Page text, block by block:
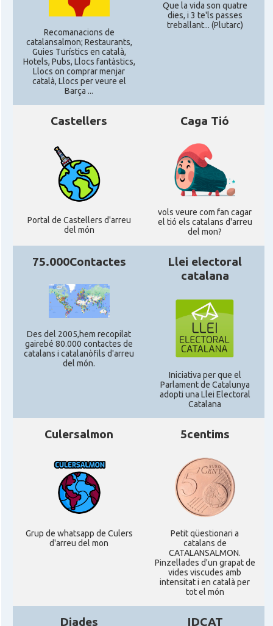
Casal
Associació Catalana d'Hamburg "El
Casal Casal Català de Frankfurt
Casal Català de Stuttgart, Stuttcat
Casal Catalanets E.V.
Casal Centre Català de Munic
Casal Centre Cultural Català de Colònia
Casal Katalanischer Salon, e. V.
Acció Oficina Exterior de Catalunya a Berlín
Acció
Oficina Exterior de Catalunya a
Stuttgart
Delegació del Govern a Alemanya
Consolat general a Dusseldorf
Consolat Consolat general a Hamburg
Consolat
[München]
Consolat general a Stuttgart
Ambaixada Ambaixada espanyola a Alemanya
Recomanacions de
catalansalmon; Restaurants,
Guies Turístics en català,
Hotels, Pubs, Llocs fantàstics,
Llocs on comprar menjar
català, Llocs per veure el
Barça ...
Que la vida son quatre
dies, i 3 te'ls passes
treballant... (Plutarc)
Castellers
Portal de Castellers d'arreu
del món
Caga Tió
vols veure com fan cagar
el tió els catalans d'arreu
del mon?
75.000Contactes
Des del 2005,hem recopilat
gairebé 80.000 contactes de
catalans i catalanòfils d'arreu
del món.
Llei electoral
catalana
Iniciativa per que el
Parlament de Catalunya
adopti una Llei Electoral
Catalana
Culersalmon
Grup de whatsapp de Culers
d'arreu del mon
5centims
Petit qüestionari a
catalans de
CATALANSALMON.
Pinzellades d'un grapat de
vides viscudes amb
intensitat i en català per
tot el món
Diades IDCAT